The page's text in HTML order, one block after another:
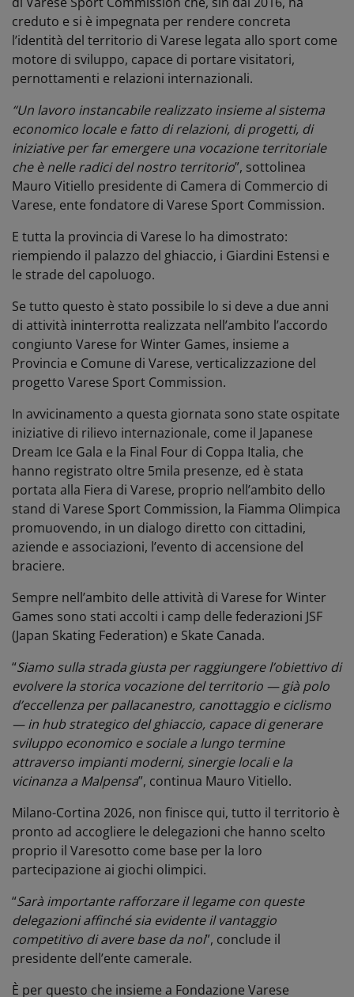
creduto e si è impegnata per rendere concreta
l’identità del territorio di Varese legata allo sport come
motore di sviluppo, capace di portare visitatori,
pernottamenti e relazioni internazionali.
“Un lavoro instancabile realizzato insieme al sistema
economico locale e fatto di relazioni, di progetti, di
iniziative per far emergere una vocazione territoriale
che è nelle radici del nostro territorio”, sottolinea
Mauro Vitiello presidente di Camera di Commercio di
Varese, ente fondatore di Varese Sport Commission.
E tutta la provincia di Varese lo ha dimostrato:
riempiendo il palazzo del ghiaccio, i Giardini Estensi e
le strade del capoluogo.
Se tutto questo è stato possibile lo si deve a due anni
di attività ininterrotta realizzata nell’ambito l’accordo
congiunto Varese for Winter Games, insieme a
Provincia e Comune di Varese, verticalizzazione del
progetto Varese Sport Commission.
In avvicinamento a questa giornata sono state ospitate
iniziative di rilievo internazionale, come il Japanese
Dream Ice Gala e la Final Four di Coppa Italia, che
hanno registrato oltre 5mila presenze, ed è stata
portata alla Fiera di Varese, proprio nell’ambito dello
stand di Varese Sport Commission, la Fiamma Olimpica
promuovendo, in un dialogo diretto con cittadini,
aziende e associazioni, l’evento di accensione del
braciere.
Sempre nell’ambito delle attività di Varese for Winter
Games sono stati accolti i camp delle federazioni JSF
(Japan Skating Federation) e Skate Canada.
“Siamo sulla strada giusta per raggiungere l’obiettivo di
evolvere la storica vocazione del territorio — già polo
d’eccellenza per pallacanestro, canottaggio e ciclismo
— in hub strategico del ghiaccio, capace di generare
sviluppo economico e sociale a lungo termine
attraverso impianti moderni, sinergie locali e la
vicinanza a Malpensa”, continua Mauro Vitiello.
Milano-Cortina 2026, non finisce qui, tutto il territorio è
pronto ad accogliere le delegazioni che hanno scelto
proprio il Varesotto come base per la loro
partecipazione ai giochi olimpici.
“Sarà importante rafforzare il legame con queste
delegazioni affinché sia evidente il vantaggio
competitivo di avere base da noi”, conclude il
presidente dell’ente camerale.
È per questo che insieme a Fondazione Varese